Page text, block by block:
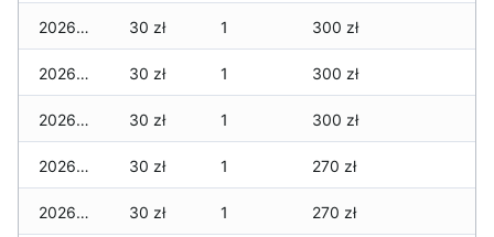
2026-05-26 30 zł 1 300 zł
2026-05-25 30 zł 1 300 zł
2026-05-24 30 zł 1 300 zł
2026-05-23 30 zł 1 270 zł
2026-05-22 30 zł 1 270 zł